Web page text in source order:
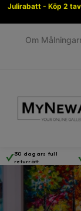
Julirabatt - Köp 2
Om
30 dagars full
returrätt